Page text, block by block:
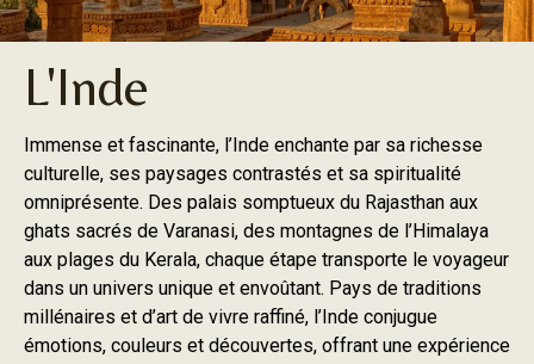
L'Inde
Immense et fascinante, l’Inde enchante par sa richesse
culturelle, ses paysages contrastés et sa spiritualité
omniprésente. Des palais somptueux du Rajasthan aux
ghats sacrés de Varanasi, des montagnes de l’Himalaya
aux plages du Kerala, chaque étape transporte le voyageur
dans un univers unique et envoûtant. Pays de traditions
millénaires et d’art de vivre raffiné, l’Inde conjugue
émotions, couleurs et découvertes, offrant une expérience